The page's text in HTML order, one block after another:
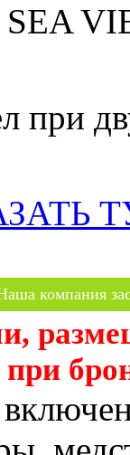
при
компания
при